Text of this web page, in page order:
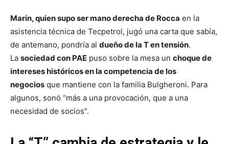
Marín, quien supo ser mano derecha de Rocca en la
asistencia técnica de Tecpetrol, jugó una carta que sabía,
de antemano, pondría al dueño de la T en tensión.
La sociedad con PAE puso sobre la mesa un choque de
intereses históricos en la competencia de los
negocios que mantiene con la familia Bulgheroni. Para
algunos, sonó “más a una provocación, que a una
necesidad de socios”.